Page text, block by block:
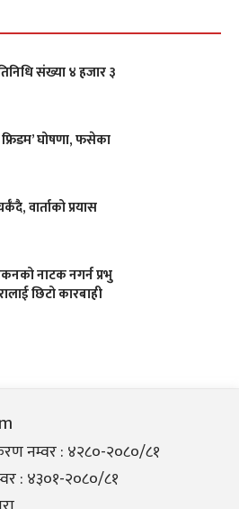
संख्या ४ हजार ३
फ्रिडम’ घोषणा, फसेका
वार्ताको प्रयास
नाटक नगर्न प्रभु
छिटो कारबाही
नम्वर : ४२८०-२०८०/८१
: ४३०१-२०८०/८१